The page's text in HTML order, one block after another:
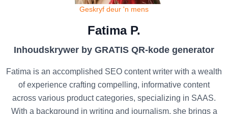
Geskryf deur 'n mens
Fatima P.
Inhoudskrywer by GRATIS QR-kode generator
Fatima is an accomplished SEO content writer with a wealth
of experience crafting compelling, informative content
across various product categories, specializing in SAAS.
With a background in writing and journalism, she brings a